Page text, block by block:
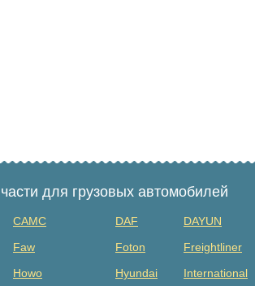
для грузовых автомобилей
CAMC DAF
DAYUN
Faw Foton
Freightliner
Howo Hyundai International